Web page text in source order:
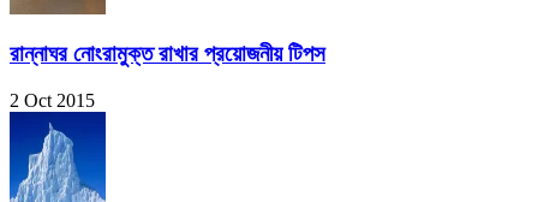
রান্নাঘর নোংরামুক্ত রাখার প্রয়োজনীয় টিপস
2 Oct 2015